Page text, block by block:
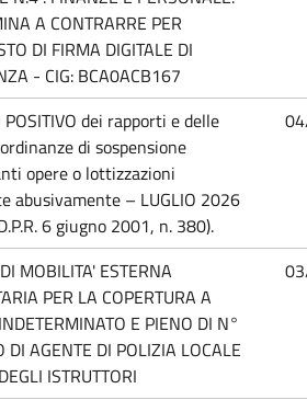
A CONTRARRE PER
DI FIRMA DIGITALE DI
- CIG: BCA0ACB167
POSITIVO dei rapporti e delle
di sospensione
opere o lottizzazioni
abusivamente – LUGLIO 2026
6 giugno 2001, n. 380).
MOBILITA' ESTERNA
PER LA COPERTURA A
E PIENO DI N°
DI AGENTE DI POLIZIA LOCALE
ISTRUTTORI